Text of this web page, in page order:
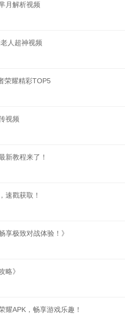
月解析视频
人超神视频
荣耀精彩TOP5
视频
新教程来了！
速戳获取！
享极致对战体验！》
略》
耀APK，畅享游戏乐趣！